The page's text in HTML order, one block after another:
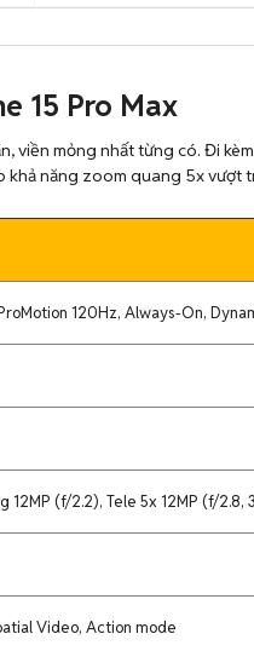
15 Pro Max
viền mỏng nhất từng có. Đi
khả năng zoom quang 5x vượt
120Hz, Always-On,
12MP (f/2.2), Tele 5x 12MP (f/2.8,
Video, Action mode